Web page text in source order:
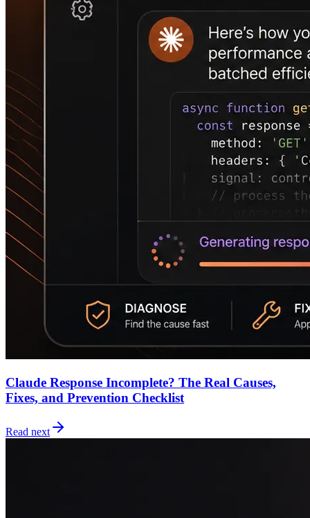
Claude Response Incomplete? The Real Causes,
Fixes, and Prevention Checklist
Read next